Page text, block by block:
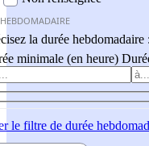
la durée hebdomadaire :
minimale (en heure)
le filtre de durée